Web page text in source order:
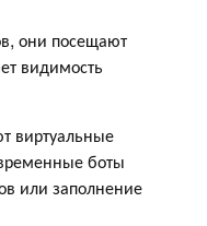
они посещают
видимость
виртуальные
боты
или заполнение